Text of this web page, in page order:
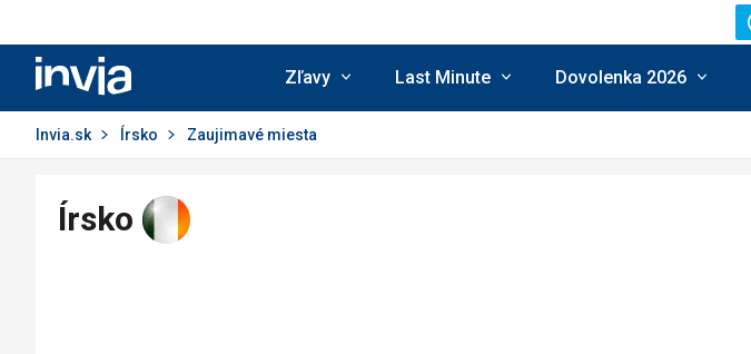
Invia.sk
Zľavy Last Minute Dovolenka 2026
Invia.sk Írsko Zaujimavé miesta
Írsko